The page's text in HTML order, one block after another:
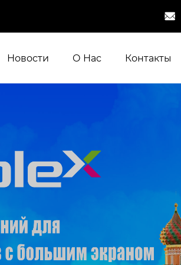

Новости О Нас Контакты